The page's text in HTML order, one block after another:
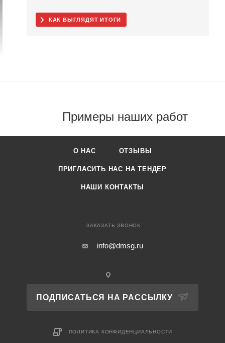
КАК ВЫГЛЯДЯТ ИТОГИ
Примеры наших работ
О НАС ОТЗЫВЫ
ПРИГЛАСИТЬ НАС НА ТЕНДЕР
НАШИ КОНТАКТЫ
ЗАКАЗАТЬ ЗВОНОК
info@dmsg.ru
ПОДПИСАТЬСЯ НА РАССЫЛКУ
ПОЛИТИКА КОНФИДЕНЦИАЛЬНОСТИ